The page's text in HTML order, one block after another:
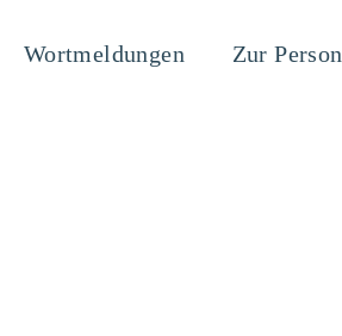
Wortmeldungen Zur Person